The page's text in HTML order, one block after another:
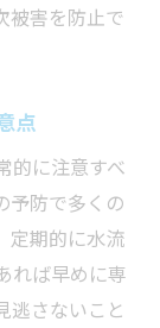
被害を防止で
点
的に注意すべ
予防で多くの
定期的に水流
れば早めに専
逃さないこと